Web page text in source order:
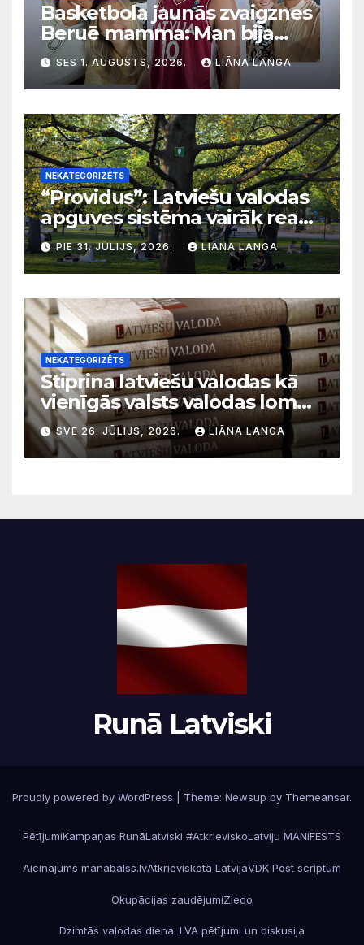
Basketbola jaunās zvaigznes
Beruē mamma: Man bija
svarīgi, lai bērni apgūst
latviešu valodu
SES 1. AUGUSTS, 2026. LIĀNA LANGA
NEKATEGORIZĒTS
“Providus”: Latviešu valodas
apguves sistēma vairāk reaģē
uz krīzēm nekā ilgtermiņa
migrācijas tendencēm
PIE 31. JŪLIJS, 2026. LIĀNA LANGA
NEKATEGORIZĒTS
Stiprina latviešu valodas kā
vienīgās valsts valodas lomu
sabiedriskajos medijos
SVE 26. JŪLIJS, 2026. LIĀNA LANGA
Runā Latviski
Proudly powered by WordPress Theme: Newsup by Themeansar.
PētījumiKampaņas RunāLatviski #AtkrieviskoLatviju MANIFESTS
Aicinājums manabalss.lvAtkrieviskotā LatvijaVDK Post scriptum
Okupācijas zaudējumiZiedo
Dzimtās valodas diena. LVA pētījumi un diskusija